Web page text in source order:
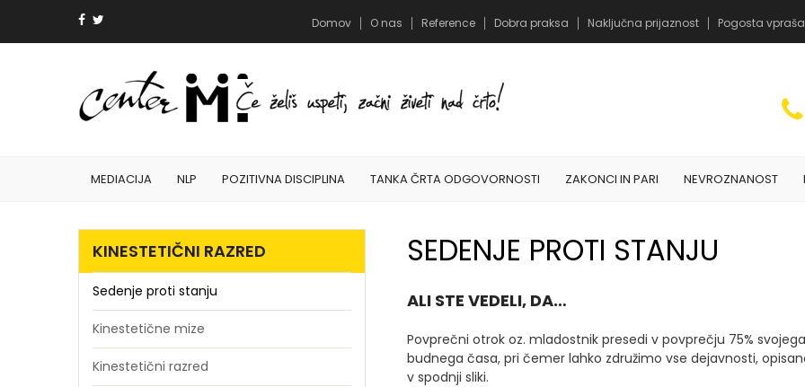
Domov O nas Reference Dobra praksa Naključna prijaznost Pogosta
MEDIACIJA NLP POZITIVNA DISCIPLINA TANKA ČRTA ODGOVORNOSTI ZAKONCI IN PARI NEVROZNANOST
KINESTETIČNI RAZRED
Sedenje proti stanju
Kinestetične mize
Kinestetični razred
SEDENJE PROTI STANJU
ALI STE VEDELI, DA…
Povprečni otrok oz. mladostnik presedi v povprečju 75% svojega
budnega časa, pri čemer lahko združimo vse dejavnosti,
v spodnji sliki.